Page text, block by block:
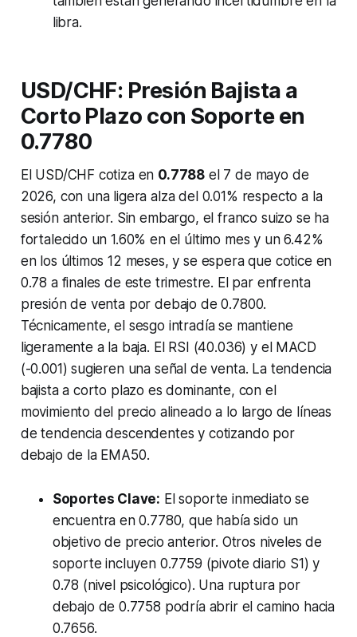
libra.
USD/CHF: Presión Bajista a
Corto Plazo con Soporte en
0.7780
El USD/CHF cotiza en 0.7788 el 7 de mayo de
2026, con una ligera alza del 0.01% respecto a la
sesión anterior. Sin embargo, el franco suizo se ha
fortalecido un 1.60% en el último mes y un 6.42%
en los últimos 12 meses, y se espera que cotice en
0.78 a finales de este trimestre. El par enfrenta
presión de venta por debajo de 0.7800.
Técnicamente, el sesgo intradía se mantiene
ligeramente a la baja. El RSI (40.036) y el MACD
(-0.001) sugieren una señal de venta. La tendencia
bajista a corto plazo es dominante, con el
movimiento del precio alineado a lo largo de líneas
de tendencia descendentes y cotizando por
debajo de la EMA50.
Soportes Clave: El soporte inmediato se
encuentra en 0.7780, que había sido un
objetivo de precio anterior. Otros niveles de
soporte incluyen 0.7759 (pivote diario S1) y
0.78 (nivel psicológico). Una ruptura por
debajo de 0.7758 podría abrir el camino hacia
0.7656.